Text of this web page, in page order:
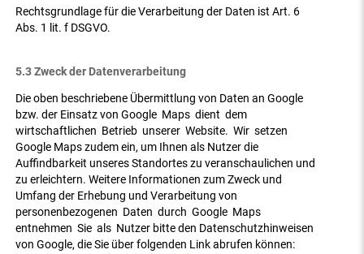
Rechtsgrundlage für die Verarbeitung der Daten ist Art. 6
Abs. 1 lit. f DSGVO.
5.3 Zweck der Datenverarbeitung
Die oben beschriebene Übermittlung von Daten an Google
bzw. der Einsatz von Google Maps dient dem
wirtschaftlichen Betrieb unserer Website. Wir setzen
Google Maps zudem ein, um Ihnen als Nutzer die
Auffindbarkeit unseres Standortes zu veranschaulichen und
zu erleichtern. Weitere Informationen zum Zweck und
Umfang der Erhebung und Verarbeitung von
personenbezogenen Daten durch Google Maps
entnehmen Sie als Nutzer bitte den Datenschutzhinweisen
von Google, die Sie über folgenden Link abrufen können: